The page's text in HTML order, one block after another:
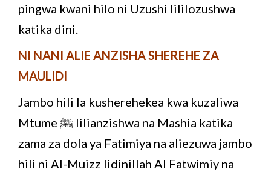
pingwa kwani hilo ni Uzushi lililozushwa
katika dini.
NI NANI ALIE ANZISHA SHEREHE ZA
MAULIDI
Jambo hili la kusherehekea kwa kuzaliwa
Mtume ﷺ lilianzishwa na Mashia katika
zama za dola ya Fatimiya na aliezuwa jambo
hili ni Al-Muizz lidinillah Al Fatwimiy na